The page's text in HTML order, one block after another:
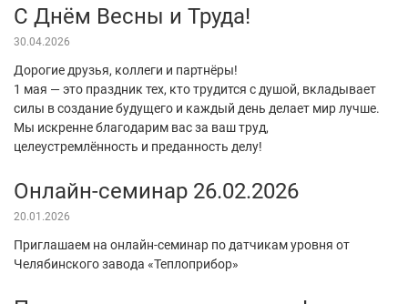
С Днём Весны и Труда!
30.04.2026
Дорогие друзья, коллеги и партнёры!
1 мая — это праздник тех, кто трудится с душой, вкладывает
силы в создание будущего и каждый день делает мир лучше.
Мы искренне благодарим вас за ваш труд,
целеустремлённость и преданность делу!
Онлайн-семинар 26.02.2026
20.01.2026
Приглашаем на онлайн-семинар по датчикам уровня от
Челябинского завода «Теплоприбор»